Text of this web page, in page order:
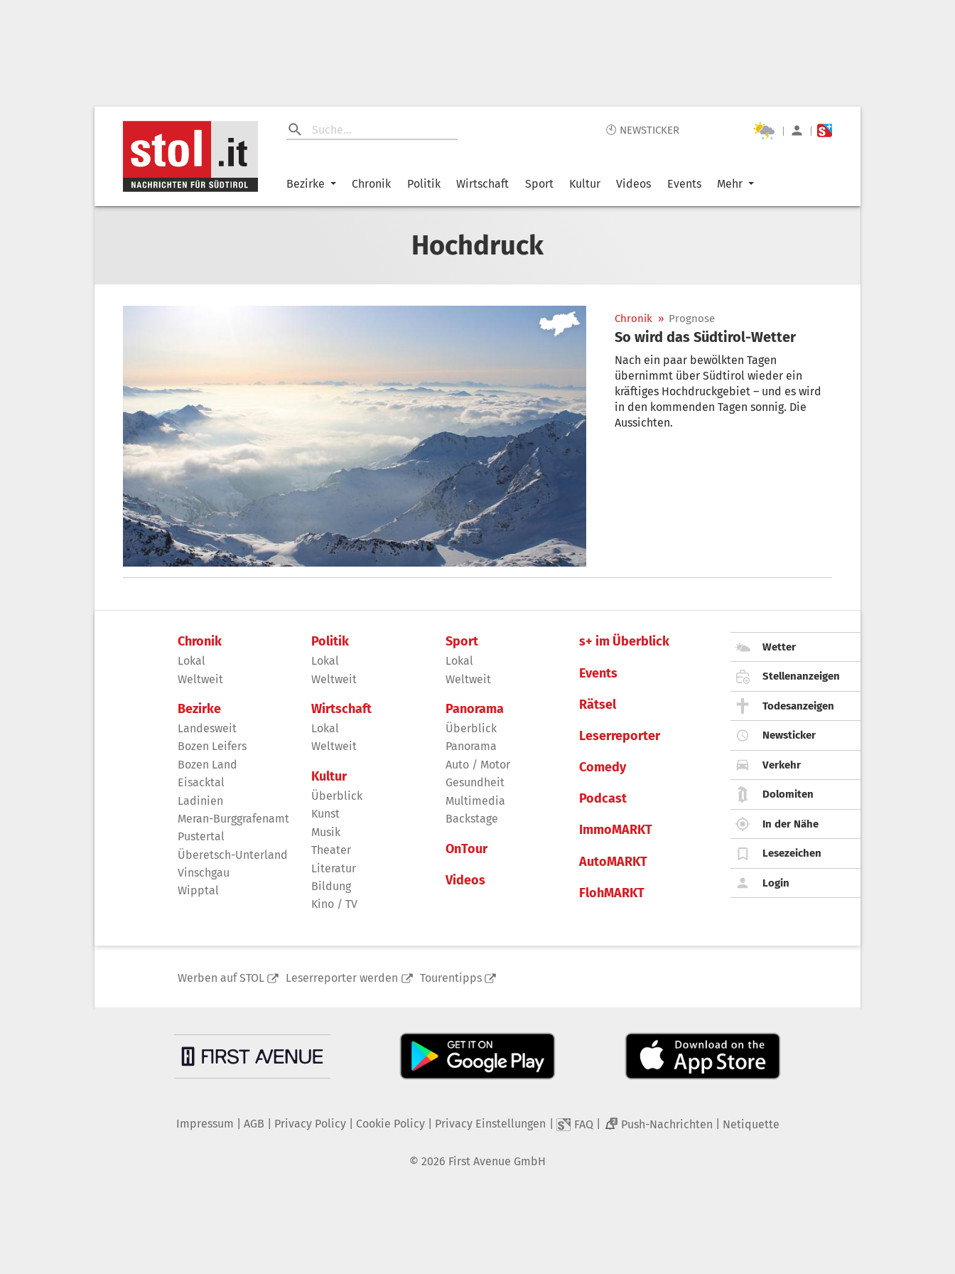
🕙 NEWSTICKER | |
Bezirke Chronik Politik Wirtschaft Sport Kultur Videos Events Mehr
Hochdruck
Chronik » Prognose
So wird das Südtirol-Wetter
Nach ein paar bewölkten Tagen
übernimmt über Südtirol wieder ein
kräftiges Hochdruckgebiet – und es wird
in den kommenden Tagen sonnig. Die
Aussichten.
Chronik
Lokal
Weltweit
Bezirke
Landesweit
Bozen Leifers
Bozen Land
Eisacktal
Ladinien
Meran-Burggrafenamt
Pustertal
Überetsch-Unterland
Vinschgau
Wipptal
Politik
Lokal
Weltweit
Wirtschaft
Lokal
Weltweit
Kultur
Überblick
Kunst
Musik
Theater
Literatur
Bildung
Kino / TV
Sport
Lokal
Weltweit
Panorama
Überblick
Panorama
Auto / Motor
Gesundheit
Multimedia
Backstage
OnTour
Videos
s+ im Überblick
Events
Rätsel
Leserreporter
Comedy
Podcast
ImmoMARKT
AutoMARKT
FlohMARKT
Wetter
Stellenanzeigen
Todesanzeigen
Newsticker
Verkehr
Dolomiten
In der Nähe
Lesezeichen
Login
Werben auf STOL Leserreporter werden Tourentipps
Impressum AGB Privacy Policy| Cookie Policy| Privacy Einstellungen FAQ 2 Push-Nachrichten Netiquette
© 2026 First Avenue GmbH